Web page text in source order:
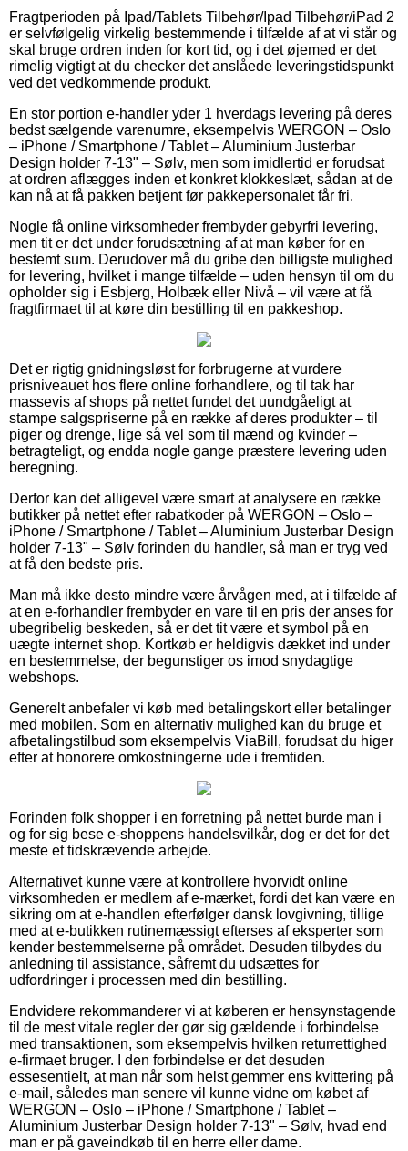
Fragtperioden på Ipad/Tablets Tilbehør/Ipad Tilbehør/iPad 2
er selvfølgelig virkelig bestemmende i tilfælde af at vi står og
skal bruge ordren inden for kort tid, og i det øjemed er det
rimelig vigtigt at du checker det anslåede leveringstidspunkt
ved det vedkommende produkt.
En stor portion e-handler yder 1 hverdags levering på deres
bedst sælgende varenumre, eksempelvis WERGON – Oslo
– iPhone / Smartphone / Tablet – Aluminium Justerbar
Design holder 7-13" – Sølv, men som imidlertid er forudsat
at ordren aflægges inden et konkret klokkeslæt, sådan at de
kan nå at få pakken betjent før pakkepersonalet får fri.
Nogle få online virksomheder frembyder gebyrfri levering,
men tit er det under forudsætning af at man køber for en
bestemt sum. Derudover må du gribe den billigste mulighed
for levering, hvilket i mange tilfælde – uden hensyn til om du
opholder sig i Esbjerg, Holbæk eller Nivå – vil være at få
fragtfirmaet til at køre din bestilling til en pakkeshop.
Det er rigtig gnidningsløst for forbrugerne at vurdere
prisniveauet hos flere online forhandlere, og til tak har
massevis af shops på nettet fundet det uundgåeligt at
stampe salgspriserne på en række af deres produkter – til
piger og drenge, lige så vel som til mænd og kvinder –
betragteligt, og endda nogle gange præstere levering uden
beregning.
Derfor kan det alligevel være smart at analysere en række
butikker på nettet efter rabatkoder på WERGON – Oslo –
iPhone / Smartphone / Tablet – Aluminium Justerbar Design
holder 7-13" – Sølv forinden du handler, så man er tryg ved
at få den bedste pris.
Man må ikke desto mindre være årvågen med, at i tilfælde af
at en e-forhandler frembyder en vare til en pris der anses for
ubegribelig beskeden, så er det tit være et symbol på en
uægte internet shop. Kortkøb er heldigvis dækket ind under
en bestemmelse, der begunstiger os imod snydagtige
webshops.
Generelt anbefaler vi køb med betalingskort eller betalinger
med mobilen. Som en alternativ mulighed kan du bruge et
afbetalingstilbud som eksempelvis ViaBill, forudsat du higer
efter at honorere omkostningerne ude i fremtiden.
Forinden folk shopper i en forretning på nettet burde man i
og for sig bese e-shoppens handelsvilkår, dog er det for det
meste et tidskrævende arbejde.
Alternativet kunne være at kontrollere hvorvidt online
virksomheden er medlem af e-mærket, fordi det kan være en
sikring om at e-handlen efterfølger dansk lovgivning, tillige
med at e-butikken rutinemæssigt efterses af eksperter som
kender bestemmelserne på området. Desuden tilbydes du
anledning til assistance, såfremt du udsættes for
udfordringer i processen med din bestilling.
Endvidere rekommanderer vi at køberen er hensynstagende
til de mest vitale regler der gør sig gældende i forbindelse
med transaktionen, som eksempelvis hvilken returrettighed
e-firmaet bruger. I den forbindelse er det desuden
essesentielt, at man når som helst gemmer ens kvittering på
e-mail, således man senere vil kunne vidne om købet af
WERGON – Oslo – iPhone / Smartphone / Tablet –
Aluminium Justerbar Design holder 7-13" – Sølv, hvad end
man er på gaveindkøb til en herre eller dame.